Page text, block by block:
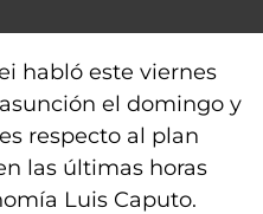
habló este viernes
el domingo y
respecto al plan
las últimas horas
Luis Caputo.